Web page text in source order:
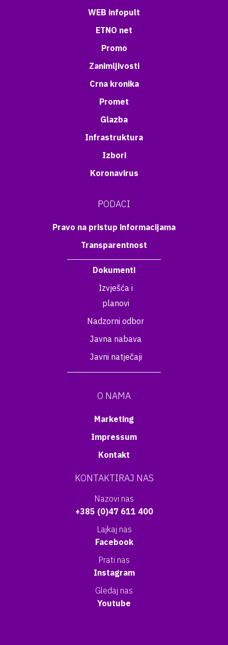
WEB infopult
ETNO net
Promo
Zanimljivosti
Crna kronika
Promet
Glazba
Infrastruktura
Izbori
Koronavirus
PODACI
Pravo na pristup informacijama
Transparentnost
Dokumenti
Izvješća i
planovi
Nadzorni odbor
Javna nabava
Javni natječaji
O NAMA
Marketing
Impressum
Kontakt
KONTAKTIRAJ NAS
Nazovi nas
+385 (0)47 611 400
Lajkaj nas
Facebook
Prati nas
Instagram
Gledaj nas
Youtube